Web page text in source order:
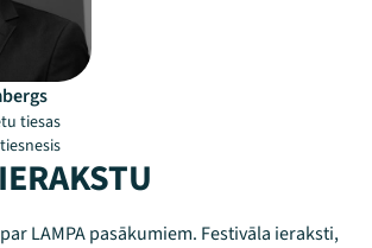
tiesas
LAMPA pasākumiem. Festivāla ieraksti,